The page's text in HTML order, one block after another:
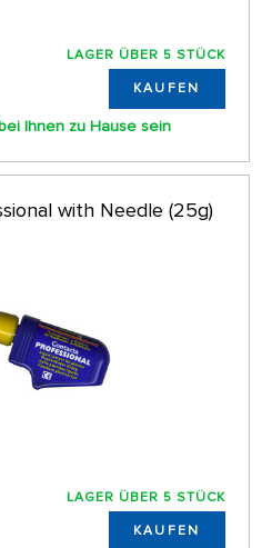
LAGER ÜBER 5 STÜCK
KAUFEN
Ihnen zu Hause sein
with Needle (25g)
LAGER ÜBER 5 STÜCK
KAUFEN